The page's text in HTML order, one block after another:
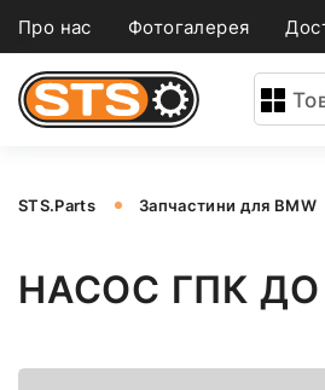
Про нас Фотогалерея
STS.Parts Запчастини для BMW
НАСОС ГПК ДО